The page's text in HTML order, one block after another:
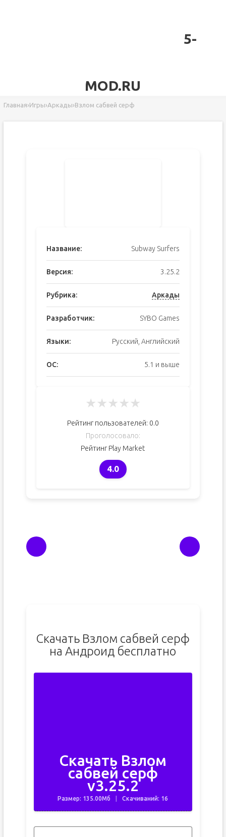
5-
MOD.RU
Главная›Игры›Аркады›Взлом сабвей серф
Название: Subway Surfers
Версия: 3.25.2
Рубрика: Аркады
Разработчик: SYBO Games
Языки: Русский, Английский
ОС: 5.1 и выше
★★★★★
Рейтинг пользователей: 0.0
Проголосовало:
Рейтинг Play Market
4.0
Скачать Взлом сабвей серф
на Андроид бесплатно
Скачать Взлом
сабвей серф
v3.25.2
Размер: 135.00Мб Скачиваний: 16